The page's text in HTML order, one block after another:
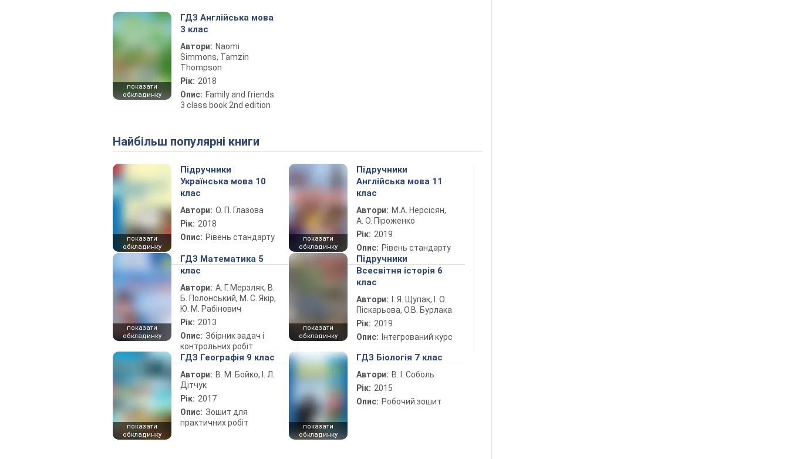
показати
обкладинку
ГДЗ Англійська мова
3 клас
Автори: Naomi
Simmons, Tamzin
Thompson
Рік: 2018
Опис: Family and friends
3 class book 2nd edition
Найбільш популярні книги
показати
обкладинку
Підручники
Українська мова 10
клас
Автори: О. П. Глазова
Рік: 2018
Опис: Рівень стандарту
показати
обкладинку
Підручники
Англійська мова 11
клас
Автори: М.А. Нерсісян,
А. О. Піроженко
Рік: 2019
Опис: Рівень стандарту
показати
обкладинку
ГДЗ Математика 5
клас
Автори: А. Г. Мерзляк, В.
Б. Полонський, М. С. Якір,
Ю. М. Рабінович
Рік: 2013
Опис: Збірник задач і
контрольних робіт
показати
обкладинку
Підручники
Всесвітня історія 6
клас
Автори:
І. Я. Щупак, І. О.
Піскарьова, О.В. Бурлака
Рік: 2019
Опис: Інтегрований курс
показати
обкладинку
ГДЗ Географія 9 клас
Автори: В. М. Бойко, І. Л.
Дітчук
Рік: 2017
Опис: Зошит для
практичних робіт
показати
обкладинку
ГДЗ Біологія 7 клас
Автори: В. І. Соболь
Рік: 2015
Опис: Робочий зошит